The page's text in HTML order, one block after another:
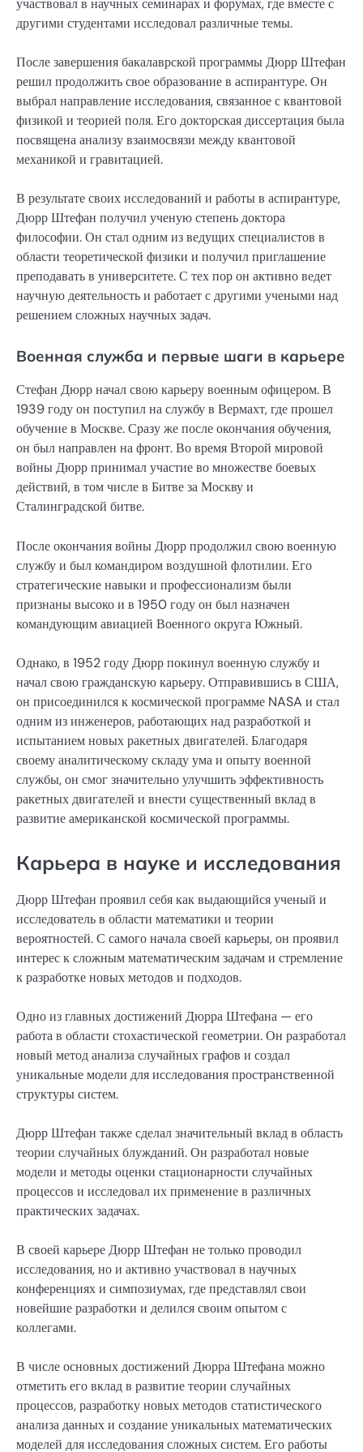
участвовал в научных семинарах и форумах, где вместе с
другими студентами исследовал различные темы.
После завершения бакалаврской программы Дюрр Штефан
решил продолжить свое образование в аспирантуре. Он
выбрал направление исследования, связанное с квантовой
физикой и теорией поля. Его докторская диссертация была
посвящена анализу взаимосвязи между квантовой
механикой и гравитацией.
В результате своих исследований и работы в аспирантуре,
Дюрр Штефан получил ученую степень доктора
философии. Он стал одним из ведущих специалистов в
области теоретической физики и получил приглашение
преподавать в университете. С тех пор он активно ведет
научную деятельность и работает с другими учеными над
решением сложных научных задач.
Военная служба и первые шаги в карьере
Стефан Дюрр начал свою карьеру военным офицером. В
1939 году он поступил на службу в Вермахт, где прошел
обучение в Москве. Сразу же после окончания обучения,
он был направлен на фронт. Во время Второй мировой
войны Дюрр принимал участие во множестве боевых
действий, в том числе в Битве за Москву и
Сталинградской битве.
После окончания войны Дюрр продолжил свою военную
службу и был командиром воздушной флотилии. Его
стратегические навыки и профессионализм были
признаны высоко и в 1950 году он был назначен
командующим авиацией Военного округа Южный.
Однако, в 1952 году Дюрр покинул военную службу и
начал свою гражданскую карьеру. Отправившись в США,
он присоединился к космической программе NASA и стал
одним из инженеров, работающих над разработкой и
испытанием новых ракетных двигателей. Благодаря
своему аналитическому складу ума и опыту военной
службы, он смог значительно улучшить эффективность
ракетных двигателей и внести существенный вклад в
развитие американской космической программы.
Карьера в науке и исследования
Дюрр Штефан проявил себя как выдающийся ученый и
исследователь в области математики и теории
вероятностей. С самого начала своей карьеры, он проявил
интерес к сложным математическим задачам и стремление
к разработке новых методов и подходов.
Одно из главных достижений Дюрра Штефана — его
работа в области стохастической геометрии. Он разработал
новый метод анализа случайных графов и создал
уникальные модели для исследования пространственной
структуры систем.
Дюрр Штефан также сделал значительный вклад в область
теории случайных блужданий. Он разработал новые
модели и методы оценки стационарности случайных
процессов и исследовал их применение в различных
практических задачах.
В своей карьере Дюрр Штефан не только проводил
исследования, но и активно участвовал в научных
конференциях и симпозиумах, где представлял свои
новейшие разработки и делился своим опытом с
коллегами.
В числе основных достижений Дюрра Штефана можно
отметить его вклад в развитие теории случайных
процессов, разработку новых методов статистического
анализа данных и создание уникальных математических
моделей для исследования сложных систем. Его работы